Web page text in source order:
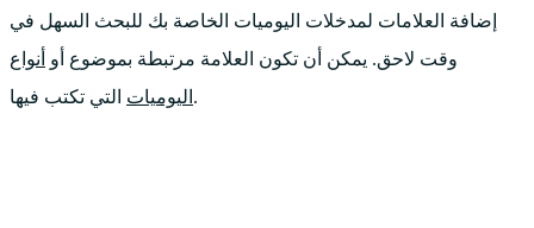
إضافة العلامات لمدخلات اليوميات الخاصة بك للبحث السهل في
وقت لاحق. يمكن أن تكون العلامة مرتبطة بموضوع أو أنواع
اليوميات التي تكتب فيها.